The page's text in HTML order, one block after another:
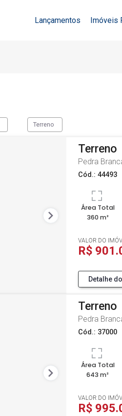
Lançamentos Imóveis
Terreno
Terreno
Pedra
Cód.: 44493
Área Total
360 m²
VALOR DO
R$
Detalhe
Terreno
Pedra
Cód.: 37000
Área Total
643 m²
VALOR DO
R$